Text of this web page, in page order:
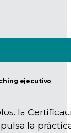
ejecutivo
la
la